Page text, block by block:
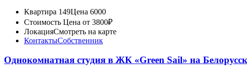
Квартира 149Цена 6000
Стоимость Цена от 3800₽
ЛокацияСмотреть на карте
КонтактыСобственник
Однокомнатная студия в ЖК «Green Sail» на